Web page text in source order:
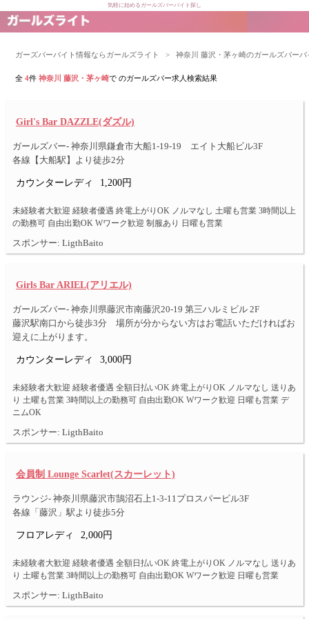
気軽に始めるガールズバーバイト探し
ガーズバーバイト情報ならガールズライト > 神奈川 藤沢・茅ヶ崎のガールズバー
全4件神奈川 藤沢・茅ヶ崎で のガールズバー求人検索結果
Girl's Bar DAZZLE(ダズル)
ガールズバー- 神奈川県鎌倉市大船1-19-19 エイト大船ビル3F
各線【大船駅】より徒歩2分
カウンターレディ 1,200円
未経験者大歓迎 経験者優遇 終電上がりOK ノルマなし 土曜も営業 3時間以上
の勤務可 自由出勤OK Wワーク歓迎 制服あり 日曜も営業
スポンサー: LigthBaito
Girls Bar ARIEL(アリエル)
ガールズバー- 神奈川県藤沢市南藤沢20-19 第三ハルミビル 2F
藤沢駅南口から徒歩3分 場所が分からない方はお電話いただければお
迎えに上がります。
カウンターレディ 3,000円
未経験者大歓迎 経験者優遇 全額日払いOK 終電上がりOK ノルマなし 送りあ
り 土曜も営業 3時間以上の勤務可 自由出勤OK Wワーク歓迎 日曜も営業 デ
ニムOK
スポンサー: LigthBaito
会員制 Lounge Scarlet(スカーレット)
ラウンジ- 神奈川県藤沢市鵠沼石上1-3-11プロスパービル3F
各線「藤沢」駅より徒歩5分
フロアレディ 2,000円
未経験者大歓迎 経験者優遇 全額日払いOK 終電上がりOK ノルマなし 送りあ
り 土曜も営業 3時間以上の勤務可 自由出勤OK Wワーク歓迎 日曜も営業
スポンサー: LigthBaito